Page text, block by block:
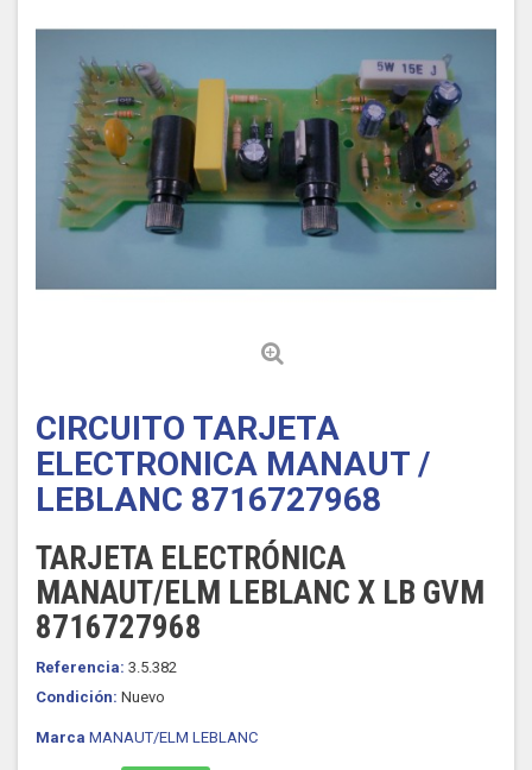
CIRCUITO TARJETA
ELECTRONICA MANAUT /
LEBLANC 8716727968
TARJETA ELECTRÓNICA
MANAUT/ELM LEBLANC X LB GVM
8716727968
Referencia: 3.5.382
Condición: Nuevo
Marca MANAUT/ELM LEBLANC